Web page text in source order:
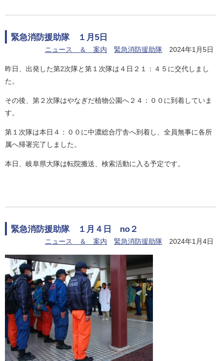
緊急消防援助隊 １月5日
ニュース ＆ 案内 緊急消防援助隊 2024年1月5日
昨日、出発した第2次隊と第１次隊は４日２１：４５に交代しまし
た。
その後、第２次隊はやなぎだ植物公園へ２４：００に到着していま
す。
第１次隊は本日４：００に中濃総合庁舎へ到着し、全員無事に各所
属へ帰署完了しました。
本日、岐阜県大隊は転院搬送、検索活動に入る予定です。
緊急消防援助隊 １月４日 no２
ニュース ＆ 案内 緊急消防援助隊 2024年1月4日